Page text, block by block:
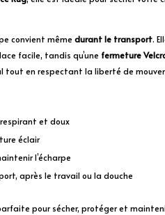
convient même durant le transport.
facile, tandis qu’une fermeture
tout en respectant la liberté de
respirant et doux
éclair
l’écharpe
après le travail ou la douche
pour sécher, protéger et